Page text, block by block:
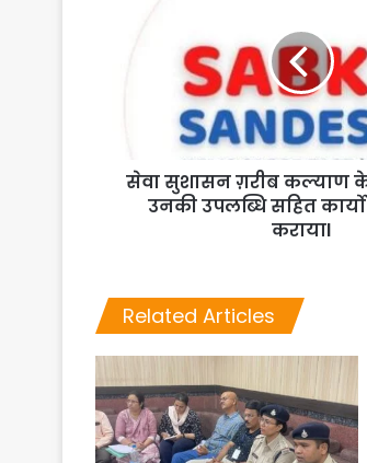
सेवा सुशासन ग़रीब कल्याण के
उनकी उपलब्धि सहित
करायाl
Related Articles